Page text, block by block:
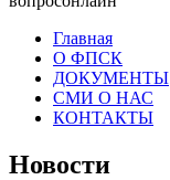
Главная
О ФПСК
ДОКУМЕНТЫ
СМИ О НАС
КОНТАКТЫ
Новости